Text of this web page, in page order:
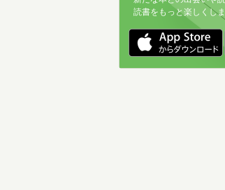
読書をもっと楽しくしま